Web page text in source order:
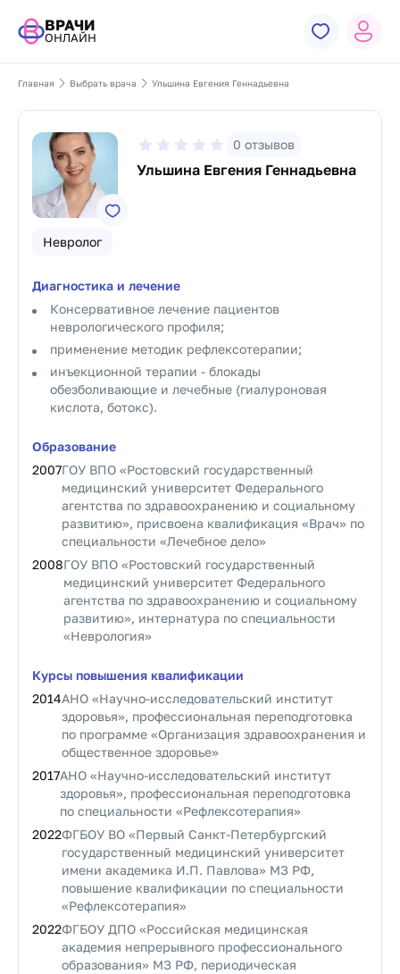
ВРАЧИ
ОНЛАЙН
Главная Выбрать врача Ульшина Евгения Геннадьевна
0 отзывов
Ульшина Евгения Геннадьевна
Невролог
Диагностика и лечение
Консервативное лечение пациентов
неврологического профиля;
применение методик рефлексотерапии;
инъекционной терапии - блокады
обезболивающие и лечебные (гиалуроновая
кислота, ботокс).
Образование
2007ГОУ ВПО «Ростовский государственный
медицинский университет Федерального
агентства по здравоохранению и социальному
развитию», присвоена квалификация «Врач» по
специальности «Лечебное дело»
2008ГОУ ВПО «Ростовский государственный
медицинский университет Федерального
агентства по здравоохранению и социальному
развитию», интернатура по специальности
«Неврология»
Курсы повышения квалификации
2014АНО «Научно-исследовательский институт
здоровья», профессиональная переподготовка
по программе «Организация здравоохранения и
общественное здоровье»
2017АНО «Научно-исследовательский институт
здоровья», профессиональная переподготовка
по специальности «Рефлексотерапия»
2022ФГБОУ ВО «Первый Санкт-Петербургский
государственный медицинский университет
имени академика И.П. Павлова» МЗ РФ,
повышение квалификации по специальности
«Рефлексотерапия»
2022ФГБОУ ДПО «Российская медицинская
академия непрерывного профессионального
образования» МЗ РФ, периодическая